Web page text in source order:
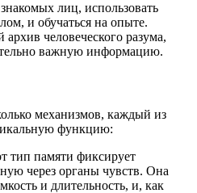
лиц, использовать
и обучаться на опыте.
человеческого разума,
важную информацию.
механизмов, каждый из
функцию:
тип памяти фиксирует
через органы чувств. Она
и длительность, и, как